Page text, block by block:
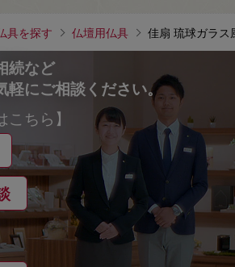
具を探す 仏壇用仏具 佳扇 琉球ガラス
続など
軽にご相談ください。
こちら】